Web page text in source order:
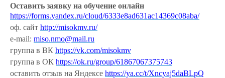
Оставить заявку на обучение онлайн
https://forms.yandex.ru/cloud/6333e8ad631ac14369c08aba/
оф. сайт http://misokmv.ru/
e-mail: miso.nmo@mail.ru
группа в ВК https://vk.com/misokmv
группа в ОК https://ok.ru/group/61867067375743
оставить отзыв на Яндексе https://ya.cc/t/Xncyaj5daBLpQ